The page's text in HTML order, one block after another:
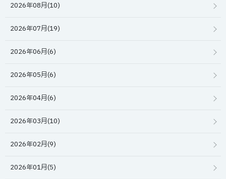
2026年08月(10)
2026年07月(19)
2026年06月(6)
2026年05月(6)
2026年04月(6)
2026年03月(10)
2026年02月(9)
2026年01月(5)